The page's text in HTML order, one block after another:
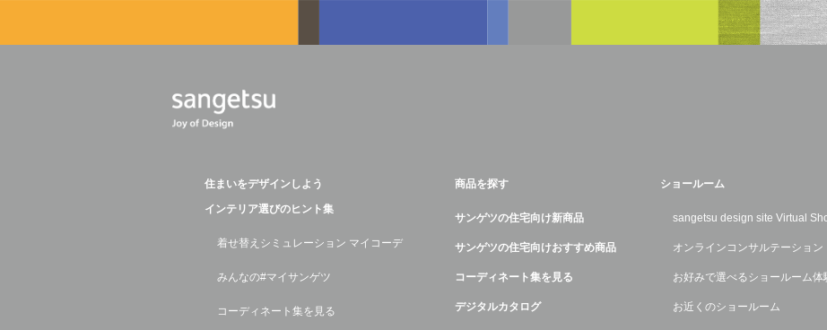
住まいをデザインしよう
インテリア選びのヒント集
着せ替えシミュレーション マイコーデ
みんなの#マイサンゲツ
コーディネート集を見る
商品を探す
サンゲツの住宅向け新商品
サンゲツの住宅向けおすすめ商品
コーディネート集を見る
デジタルカタログ
ショールーム
sangetsu design site Virtual
オンラインコンサルテーション
お好みで選べるショールーム体
お近くのショールーム